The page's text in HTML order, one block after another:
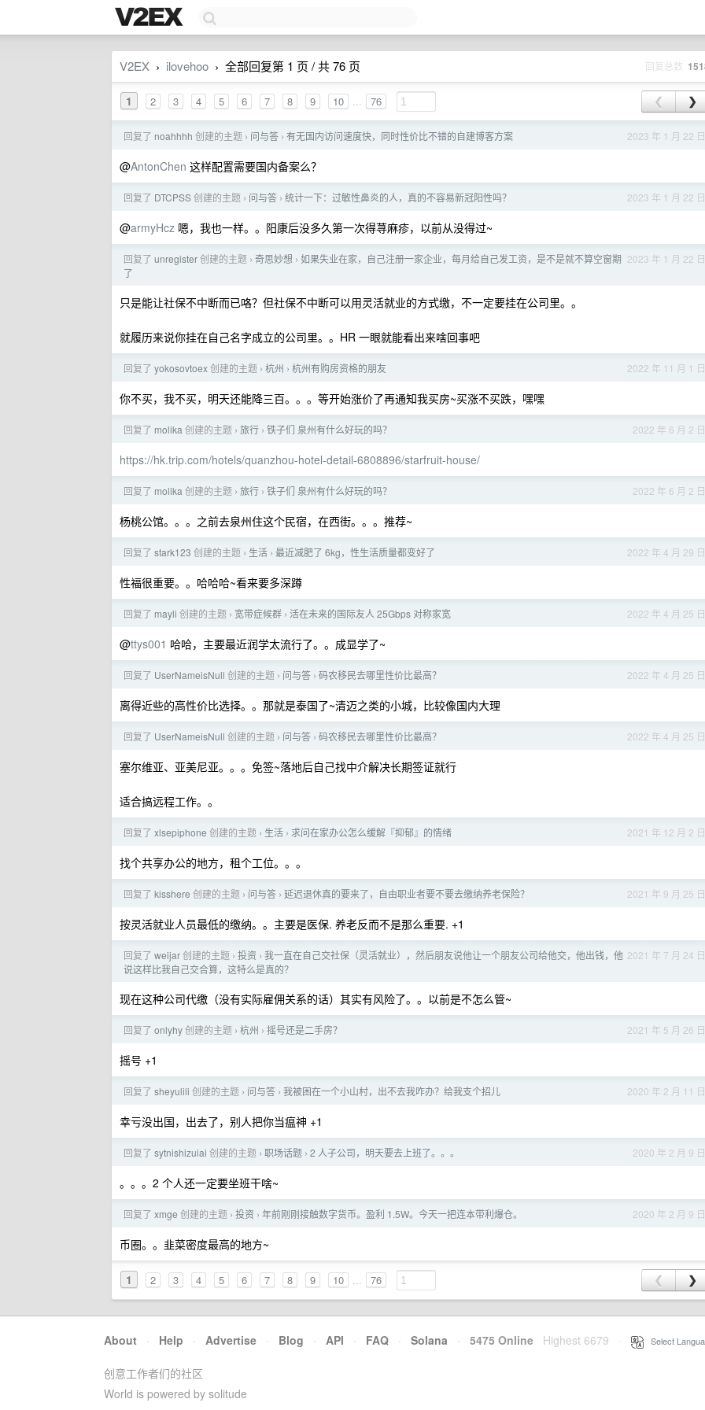
V2EX › ilovehoo › 全部回复第 1 页 / 共 76 页 回复总数
1 2 3 4 5 6 7 8 9 10 ... 76 ❮ ❯
2023 年 1 月 22 日
回复了 noahhhh 创建的主题 › 问与答 › 有无国内访问速度快，同时性价比不错的自建博客方案
@AntonChen 这样配置需要国内备案么？
2023 年 1 月 22 日
回复了 DTCPSS创建的主题 › 问与答 › 统计一下：过敏性鼻炎的人，真的不容易新冠阳性吗？
@armyHcz 嗯，我也一样。。阳康后没多久第一次得荨麻疹，以前从没得过~
2023 年 1 月 22 日
回复了 unregister创建的主题 › 奇思妙想 › 如果失业在家，自己注册一家企业，每月给自己发工资，是不是就不算空窗期
了
只是能让社保不中断而已咯？但社保不中断可以用灵活就业的方式缴，不一定要挂在公司里。。
就履历来说你挂在自己名字成立的公司里。。HR 一眼就能看出来啥回事吧
2022 年 11 月 1 日
回复了 yokosovtoex创建的主题 › 杭州 › 杭州有购房资格的朋友
你不买，我不买，明天还能降三百。。。等开始涨价了再通知我买房~买涨不买跌，嘿嘿
2022 年 6 月 2 日
回复了 molika 创建的主题 › 旅行 › 铁子们 泉州有什么好玩的吗？
https://hk.trip.com/hotels/quanzhou-hotel-detail-6808896/starfruit-house/
2022 年 6 月 2 日
回复了 molika 创建的主题 › 旅行 › 铁子们 泉州有什么好玩的吗？
杨桃公馆。。。之前去泉州住这个民宿，在西街。。。推荐~
2022 年 4 月 29 日
回复了 stark123 创建的主题 › 生活 › 最近减肥了 6kg，性生活质量都变好了
性福很重要。。哈哈哈~看来要多深蹲
2022 年 4 月 25 日
回复了 mayli 创建的主题 › 宽带症候群 › 活在未来的国际友人 25Gbps 对称家宽
@ttys001 哈哈，主要最近润学太流行了。。成显学了~
2022 年 4 月 25 日
回复了 UserNameisNull 创建的主题 › 问与答 › 码农移民去哪里性价比最高？
离得近些的高性价比选择。。那就是泰国了~清迈之类的小城，比较像国内大理
2022 年 4 月 25 日
回复了 UserNameisNull 创建的主题 › 问与答 › 码农移民去哪里性价比最高？
塞尔维亚、亚美尼亚。。。免签~落地后自己找中介解决长期签证就行
适合搞远程工作。。
2021 年 12 月 2 日
回复了 xlsepiphone 创建的主题 › 生活 › 求问在家办公怎么缓解『抑郁』的情绪
找个共享办公的地方，租个工位。。。
2021 年 9 月 25 日
回复了 kisshere 创建的主题 › 问与答 › 延迟退休真的要来了，自由职业者要不要去缴纳养老保险？
按灵活就业人员最低的缴纳。。主要是医保. 养老反而不是那么重要. +1
2021 年 7 月 24 日
回复了 weijar创建的主题 › 投资 › 我一直在自己交社保（灵活就业），然后朋友说他让一个朋友公司给他交，他出钱，他
说这样比我自己交合算，这特么是真的？
现在这种公司代缴（没有实际雇佣关系的话）其实有风险了。。以前是不怎么管~
2021 年 5 月 26 日
回复了 onlyhy创建的主题 › 杭州 › 摇号还是二手房？
摇号 +1
2020 年 2 月 11 日
回复了 sheyulili 创建的主题 › 问与答 › 我被困在一个小山村，出不去我咋办？给我支个招儿
幸亏没出国，出去了，别人把你当瘟神 +1
2020 年 2 月 9 日
回复了 sytnishizuiai 创建的主题 › 职场话题 › 2 人子公司，明天要去上班了。。。
。。。2 个人还一定要坐班干啥~
2020 年 2 月 9 日
回复了 xmge 创建的主题 › 投资 › 年前刚刚接触数字货币。盈利 1.5W。今天一把连本带利爆仓。
币圈。。韭菜密度最高的地方~
1 2 3 4 5 6 7 8 9 10 ... 76 ❮ ❯
About · Help · Advertise · Blog · API · FAQ · Solana · 5475 Online Highest 6679 Select
创意工作者们的社区
World is powered by solitude